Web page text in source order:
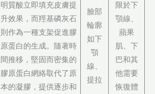
明質酸立即填充皮膚提
升效果，而羥基磷灰石
則作為一種支架促進膠
原蛋白的生成。隨著時
間推移，堅固而密集的
膠原蛋白網絡取代了原
本的凝膠，提供逐步和
臉部
輪廓
如下
顎
線、
提拉
限於下
顎線、
蘋果
肌、下
巴和其
他需要
恢復體